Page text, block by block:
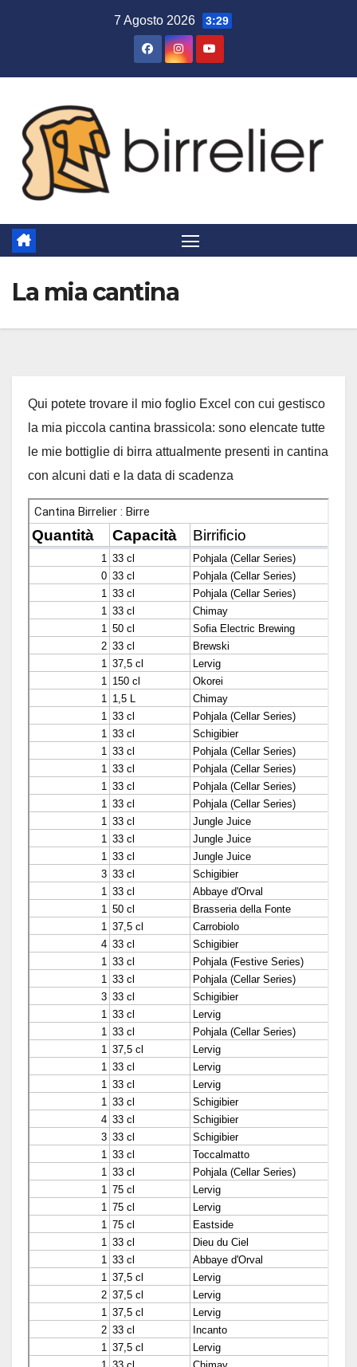
7 Agosto 2026 3:29
La mia cantina
Qui potete trovare il mio foglio Excel con cui gestisco
la mia piccola cantina brassicola: sono elencate tutte
le mie bottiglie di birra attualmente presenti in cantina
con alcuni dati e la data di scadenza